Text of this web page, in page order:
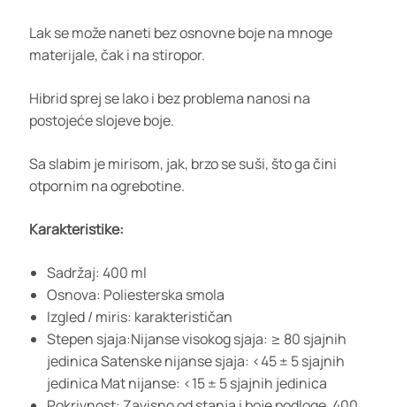
Lak se može naneti bez osnovne boje na mnoge
materijale, čak i na stiropor.
Hibrid sprej se lako i bez problema nanosi na
postojeće slojeve boje.
Sa slabim je mirisom, jak, brzo se suši, što ga čini
otpornim na ogrebotine.
Karakteristike:
Sadržaj: 400 ml
Osnova: Poliesterska smola
Izgled / miris: karakterističan
Stepen sjaja:Nijanse visokog sjaja: ≥ 80 sjajnih
jedinica Satenske nijanse sjaja: <45 ± 5 sjajnih
jedinica Mat nijanse: <15 ± 5 sjajnih jedinica